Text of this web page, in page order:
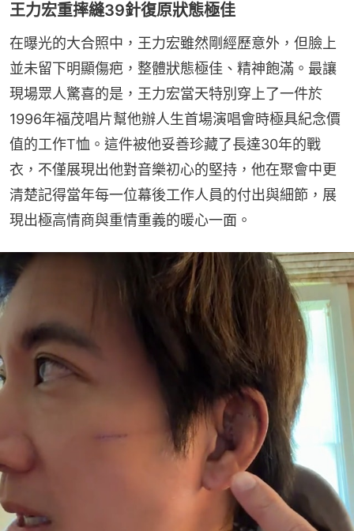
王力宏重摔縫39針復原狀態極佳
在曝光的大合照中，王力宏雖然剛經歷意外，但臉上
並未留下明顯傷疤，整體狀態極佳、精神飽滿。最讓
現場眾人驚喜的是，王力宏當天特別穿上了一件於
1996年福茂唱片幫他辦人生首場演唱會時極具紀念價
值的工作T恤。這件被他妥善珍藏了長達30年的戰
衣，不僅展現出他對音樂初心的堅持，他在聚會中更
清楚記得當年每一位幕後工作人員的付出與細節，展
現出極高情商與重情重義的暖心一面。